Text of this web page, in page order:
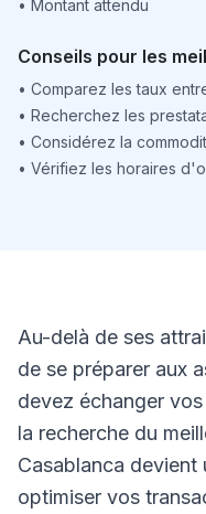
• Montant attendu
Conseils pour les
• Comparez les taux
• Recherchez les
• Considérez la
• Vérifiez les horaires
Au-delà de ses
de se préparer aux
devez échanger
la recherche du
Casablanca devient
optimiser vos